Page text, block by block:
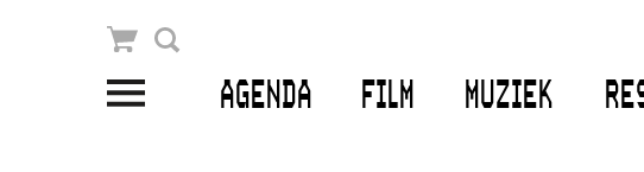
AGENDA FILM MUZIEK
Winkelmandje